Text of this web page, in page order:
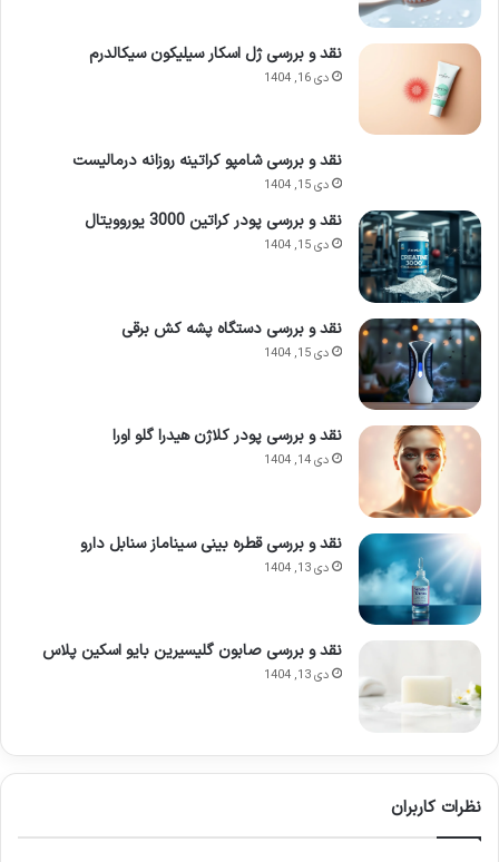
نقد و بررسی ژل اسکار سیلیکون سیکالدرم
دی 16, 1404
نقد و بررسی شامپو کراتینه روزانه درمالیست
دی 15, 1404
نقد و بررسی پودر کراتین 3000 یوروویتال
دی 15, 1404
نقد و بررسی دستگاه پشه کش برقی
دی 15, 1404
نقد و بررسی پودر کلاژن هیدرا گلو اورا
دی 14, 1404
نقد و بررسی قطره بینی سیناماز سنابل دارو
دی 13, 1404
نقد و بررسی صابون گلیسیرین بایو اسکین پلاس
دی 13, 1404
نظرات کاربران